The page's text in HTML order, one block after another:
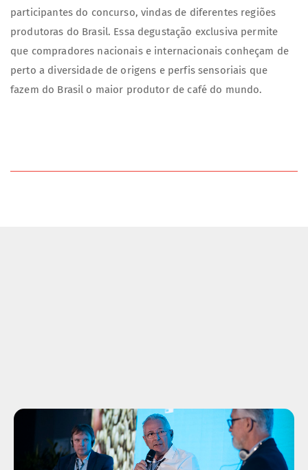
participantes do concurso, vindas de diferentes regiões
produtoras do Brasil. Essa degustação exclusiva permite
que compradores nacionais e internacionais conheçam de
perto a diversidade de origens e perfis sensoriais que
fazem do Brasil o maior produtor de café do mundo.